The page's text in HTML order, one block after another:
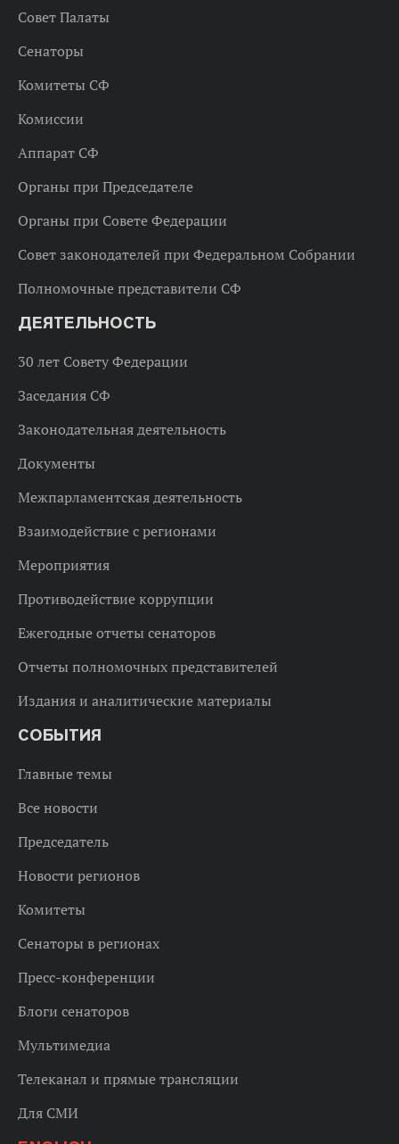
Совет Палаты
Сенаторы
Комитеты СФ
Комиссии
Аппарат СФ
Органы при Председателе
Органы при Совете Федерации
Совет законодателей при Федеральном Собрании
Полномочные представители СФ
ДЕЯТЕЛЬНОСТЬ
30 лет Совету Федерации
Заседания СФ
Законодательная деятельность
Документы
Межпарламентская деятельность
Взаимодействие с регионами
Мероприятия
Противодействие коррупции
Ежегодные отчеты сенаторов
Отчеты полномочных представителей
Издания и аналитические материалы
СОБЫТИЯ
Главные темы
Все новости
Председатель
Новости регионов
Комитеты
Сенаторы в регионах
Пресс-конференции
Блоги сенаторов
Мультимедиа
Телеканал и прямые трансляции
Для СМИ